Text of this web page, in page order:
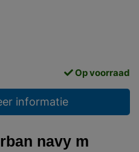
Op voorraad
informatie
navy m